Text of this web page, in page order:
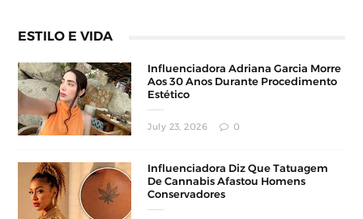
ESTILO E VIDA
Influenciadora Adriana Garcia Morre
Aos 30 Anos Durante Procedimento
Estético
July 23, 2026 0
Influenciadora Diz Que Tatuagem
De Cannabis Afastou Homens
Conservadores